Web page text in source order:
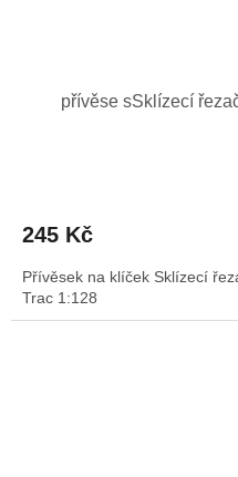
přívěse sSklízecí
245 Kč
Přívěsek na klíček Sklízecí
Trac 1:128